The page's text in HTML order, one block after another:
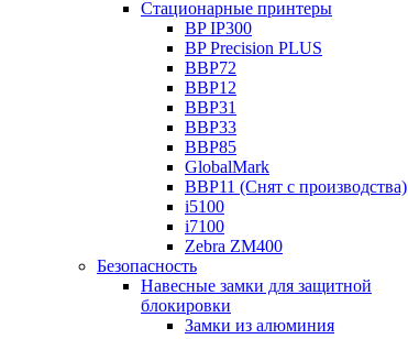
Стационарные принтеры
BP IP300
BP Precision PLUS
BBP72
BBP12
BBP31
BBP33
BBP85
GlobalMark
BBP11 (Снят с производства)
i5100
i7100
Zebra ZM400
Безопасность
Навесные замки для защитной
блокировки
Замки из алюминия